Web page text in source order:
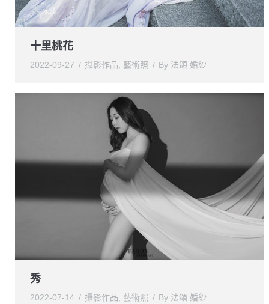
十里桃花
2022-09-27 攝影作品, 藝術照 By 法頌 婚紗
秀
2022-07-14 攝影作品, 藝術照 By 法頌 婚紗